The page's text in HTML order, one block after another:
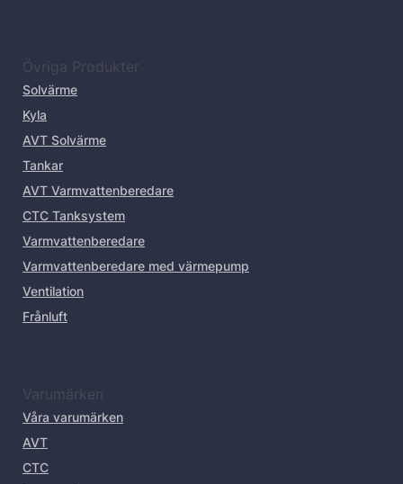
Övriga Produkter
Solvärme
Kyla
AVT Solvärme
Tankar
AVT Varmvattenberedare
CTC Tanksystem
Varmvattenberedare
Varmvattenberedare med värmepump
Ventilation
Frånluft
Varumärken
Våra varumärken
AVT
CTC